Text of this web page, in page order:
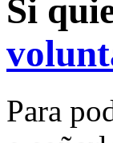
Si
Para